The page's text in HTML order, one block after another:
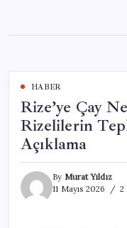
content
HABER
Rize’ye Çay
Rizelilerin
Açıklama
By Murat Yıldız
11 Mayıs 2026
2